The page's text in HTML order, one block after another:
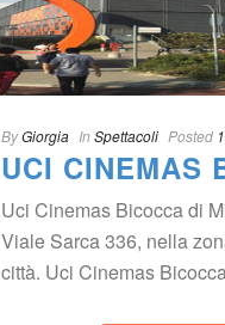
ByGiorgia In Spettacoli Posted
UCI CINEMAS
Uci Cinemas Bicocca di
Viale Sarca 336, nella
città. Uci Cinemas